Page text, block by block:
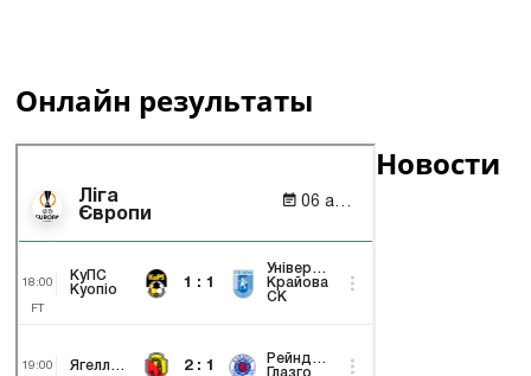
Онлайн результаты
Новости